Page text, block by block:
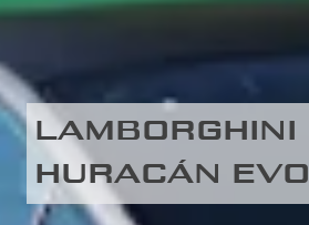
LAMBORGHINI
HURACÁN EVO